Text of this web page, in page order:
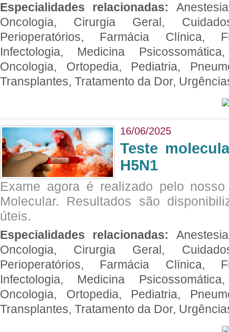
Especialidades relacionadas:
Oncologia, Cirurgia Geral,
Perioperatórios, Farmácia Clínica,
Infectologia, Medicina
Oncologia, Ortopedia, Pediatria,
Transplantes, Tratamento da Dor,
16/06/2025
Teste
H5N1
Exame agora é realizado pelo
Molecular. Resultados são
úteis.
Especialidades relacionadas:
Oncologia, Cirurgia Geral,
Perioperatórios, Farmácia Clínica,
Infectologia, Medicina
Oncologia, Ortopedia, Pediatria,
Transplantes, Tratamento da Dor,